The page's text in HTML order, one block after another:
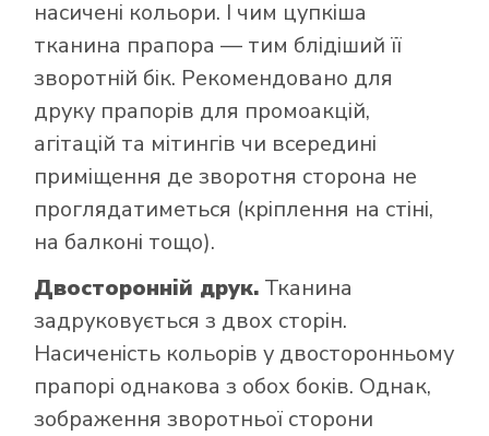
насичені кольори. І чим цупкіша
тканина прапора — тим блідіший її
зворотній бік. Рекомендовано для
друку прапорів для промоакцій,
агітацій та мітингів чи всередині
приміщення де зворотня сторона не
проглядатиметься (кріплення на стіні,
на балконі тощо).
Двосторонній друк. Тканина
задруковується з двох сторін.
Насиченість кольорів у двосторонньому
прапорі однакова з обох боків. Однак,
зображення зворотньої сторони